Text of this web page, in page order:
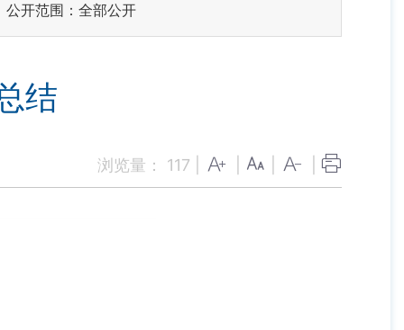
公开范围：全部公开
结
浏览量： 117